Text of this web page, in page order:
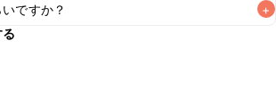
ですか？ +
日中が目安です。なるべくお早めにお召